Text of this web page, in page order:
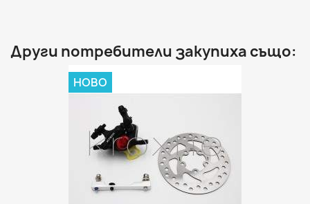
Други потребители закупиха също:
НОВО